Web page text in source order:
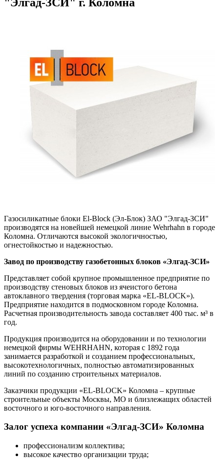
Газосиликатные блоки El-Block (Эл-Блок) ЗАО "Элгад-ЗСИ"
производятся на новейшей немецкой линие Wehrhahn в городе
Коломна. Отличаются высокой экологичностью,
огнестойкостью и надежностью.
Завод по производству газобетонных блоков «Элгад-ЗСИ»
Представляет собой крупное промышленное предприятие по
производству стеновых блоков из ячеистого бетона
автоклавного твердения (торговая марка «EL-BLOCK»).
Предприятие находится в подмосковном городе Коломна.
Расчетная производительность завода составляет 400 тыс. м³ в
год.
Продукция производится на оборудовании и по технологии
немецкой фирмы WEHRHAHN, которая с 1892 года
занимается разработкой и созданием профессиональных,
высокотехнологичных, полностью автоматизированных
линий по созданию строительных материалов.
Заказчики продукции «EL-BLOCK» Коломна – крупные
строительные объекты Москвы, МО и близлежащих областей
восточного и юго-восточного направления.
Залог успеха компании «Элгад-ЗСИ» Коломна
профессионализм коллектива;
высокое качество организации труда;